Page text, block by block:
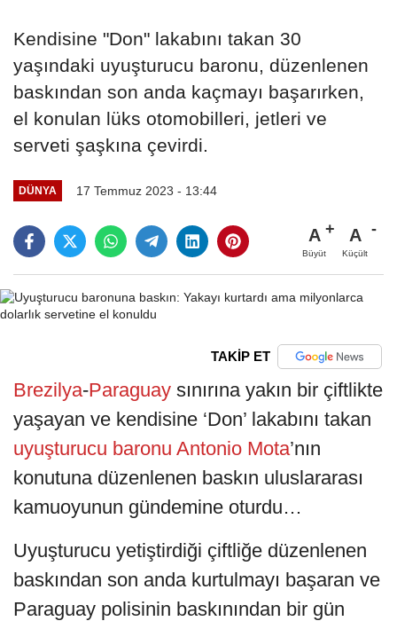
Kendisine "Don" lakabını takan 30
yaşındaki uyuşturucu baronu, düzenlenen
baskından son anda kaçmayı başarırken,
el konulan lüks otomobilleri, jetleri ve
serveti şaşkına çevirdi.
DÜNYA 17 Temmuz 2023 - 13:44
A
Büyüt
A
Küçült
TAKİP ET
Brezilya-Paraguay sınırına yakın bir çiftlikte
yaşayan ve kendisine ‘Don’ lakabını takan
uyuşturucu baronu Antonio Mota’nın
konutuna düzenlenen baskın uluslararası
kamuoyunun gündemine oturdu…
Uyuşturucu yetiştirdiği çiftliğe düzenlenen
baskından son anda kurtulmayı başaran ve
Paraguay polisinin baskınından bir gün